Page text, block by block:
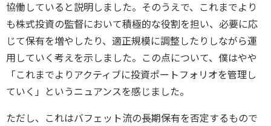
協働していると説明しました。そのうえで、これまでより
も株式投資の監督において積極的な役割を担い、必要に応
じて保有を増やしたり、適正規模に調整したりしながら運
用していく考えを示しました。この点について、僕はやや
「これまでよりアクティブに投資ポートフォリオを管理し
ていく」というニュアンスを感じました。
ただし、これはバフェット流の長期保有を否定するもので